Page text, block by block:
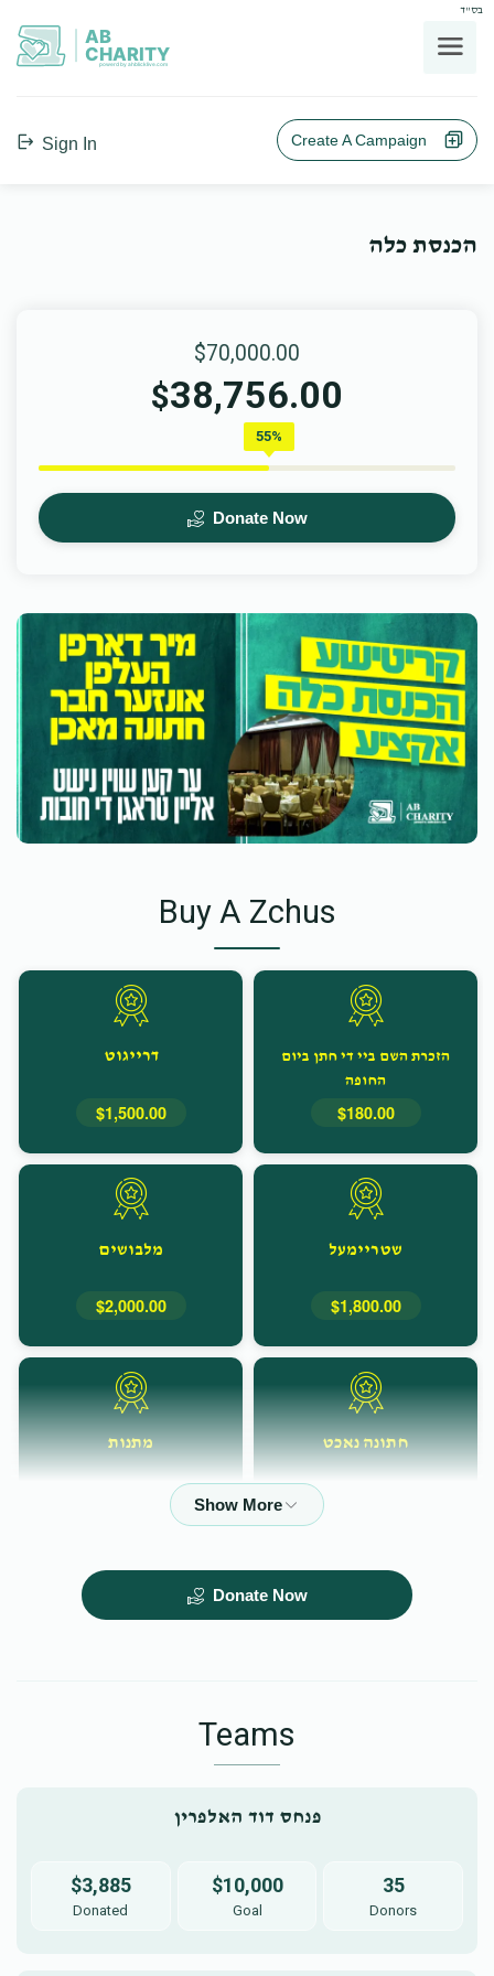
בס"ד
AB
CHARITY
powerd by ahblicklive.com
Sign In Create A Campaign
הכנסת כלה
$70,000.00
$38,756.00
55%
Donate Now
Buy A Zchus
הזכרת השם ביי די חתן ביום
החופה
$180.00
דרייגוט
$1,500.00
שטריימעל
$1,800.00
מלבושים
$2,000.00
חתונה נאכט מתנות
$10,000.00
Donate Now
Teams
פנחס דוד האלפרין
$3,885
Donated
$10,000
Goal
35
Donors